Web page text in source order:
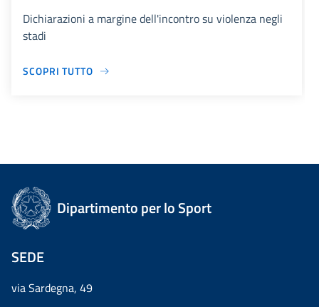
Dichiarazioni a margine dell'incontro su violenza negli
stadi
SCOPRI TUTTO
Dipartimento per lo Sport
SEDE
via Sardegna, 49